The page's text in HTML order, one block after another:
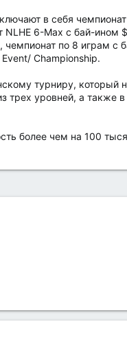
в себя
6-Max с бай-ином
по 8 играм с
Championship.
турниру, который
трех уровней, а
более чем на 100